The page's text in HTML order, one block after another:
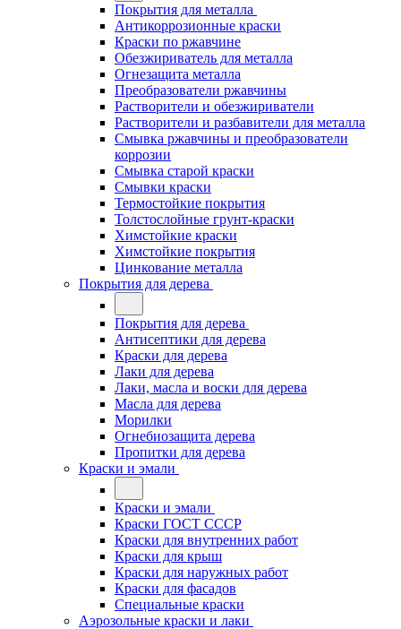
Покрытия для металла
Антикоррозионные краски
Краски по ржавчине
Обезжириватель для металла
Огнезащита металла
Преобразователи ржавчины
Растворители и обезжириватели
Растворители и разбавители для металла
Смывка ржавчины и преобразователи
коррозии
Смывка старой краски
Смывки краски
Термостойкие покрытия
Толстослойные грунт-краски
Химстойкие краски
Химстойкие покрытия
Цинкование металла
Покрытия для дерева
Покрытия для дерева
Антисептики для дерева
Краски для дерева
Лаки для дерева
Лаки, масла и воски для дерева
Масла для дерева
Морилки
Огнебиозащита дерева
Пропитки для дерева
Краски и эмали
Краски и эмали
Краски ГОСТ СССР
Краски для внутренних работ
Краски для крыш
Краски для наружных работ
Краски для фасадов
Специальные краски
Аэрозольные краски и лаки